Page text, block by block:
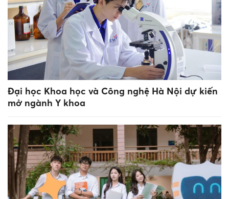
Đại học Khoa học và Công nghệ Hà Nội dự kiến
mở ngành Y khoa